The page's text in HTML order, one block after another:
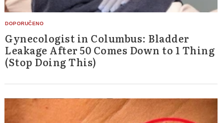
Gynecologist in Columbus: Bladder
Leakage After 50 Comes Down to 1 Thing
(Stop Doing This)